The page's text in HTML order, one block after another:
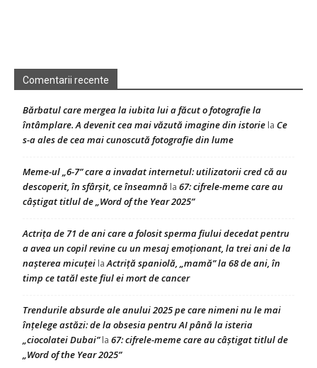
Comentarii recente
Bărbatul care mergea la iubita lui a făcut o fotografie la
întâmplare. A devenit cea mai văzută imagine din istorie la Ce
s-a ales de cea mai cunoscută fotografie din lume
Meme-ul „6-7” care a invadat internetul: utilizatorii cred că au
descoperit, în sfârșit, ce înseamnă la 67: cifrele-meme care au
câștigat titlul de „Word of the Year 2025”
Actrița de 71 de ani care a folosit sperma fiului decedat pentru
a avea un copil revine cu un mesaj emoționant, la trei ani de la
nașterea micuței laActriță spaniolă, „mamă” la 68 de ani, în
timp ce tatăl este fiul ei mort de cancer
Trendurile absurde ale anului 2025 pe care nimeni nu le mai
înțelege astăzi: de la obsesia pentru AI până la isteria
„ciocolatei Dubai”la 67: cifrele-meme care au câștigat titlul de
„Word of the Year 2025”